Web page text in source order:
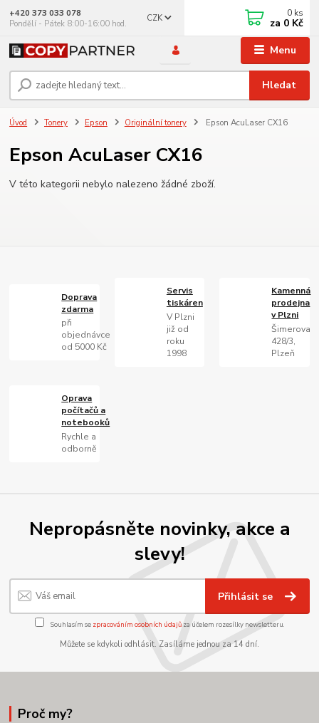
Menu
CZK
Hledat
+420 373 033 078
Pondělí - Pátek 8:00-16:00 hod.
0 ks
za 0 Kč
Úvod Tonery Epson Originální tonery Epson AcuLaser CX16
Epson AcuLaser CX16
V této kategorii nebylo nalezeno žádné zboží.
Doprava
zdarma
při
objednávce
od 5000 Kč
Servis
tiskáren
V Plzni
již od
roku
1998
Kamenná
prodejna
v Plzni
Šimerova
428/3,
Plzeň
Oprava
počítačů a
notebooků
Rychle a
odborně
Nepropásněte novinky, akce a
slevy!
Přihlásit se
Souhlasím se zpracováním osobních údajůza účelem rozesílky newsletteru.
Můžete se kdykoli odhlásit. Zasíláme jednou za 14 dní.
Proč my?